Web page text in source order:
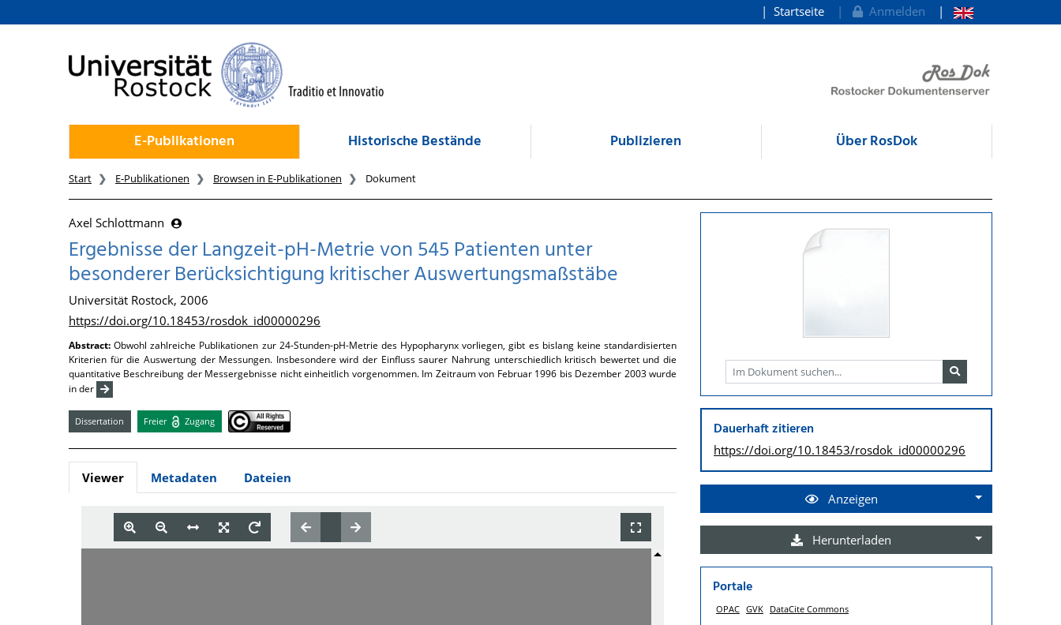
zum Inhalt
Startseite Anmelden
E-Publikationen Historische Bestände Publizieren Über RosDok
Start E-Publikationen Browsen in E-Publikationen Dokument
Axel Schlottmann
Ergebnisse der Langzeit-pH-Metrie von 545 Patienten unter
besonderer Berücksichtigung kritischer Auswertungsmaßstäbe
Universität Rostock, 2006
https://doi.org/10.18453/rosdok_id00000296
Abstract:Obwohl zahlreiche Publikationen zur 24-Stunden-pH-Metrie des Hypopharynx vorliegen, gibt es bislang keine standardisierten
Kriterien für die Auswertung der Messungen. Insbesondere wird der Einfluss saurer Nahrung unterschiedlich kritisch bewertet und die
quantitative Beschreibung der Messergebnisse nicht einheitlich vorgenommen. Im Zeitraum von Februar 1996 bis Dezember 2003 wurde
in der
Dissertation Freier Zugang
Viewer Metadaten Dateien
Dauerhaft zitieren
https://doi.org/10.18453/rosdok_id00000296
Anzeigen
Herunterladen
Portale
OPAC GVK DataCite Commons